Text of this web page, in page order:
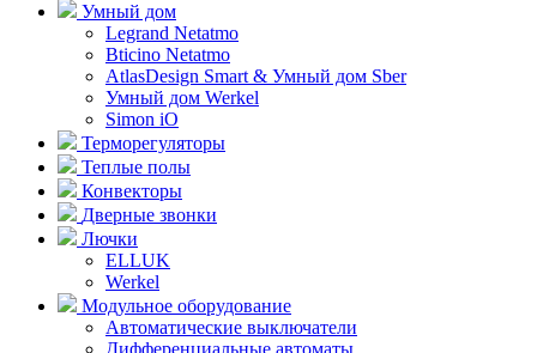
Умный дом
Legrand Netatmo
Bticino Netatmo
AtlasDesign Smart & Умный дом Sber
Умный дом Werkel
Simon iO
Терморегуляторы
Теплые полы
Конвекторы
Дверные звонки
Лючки
ELLUK
Werkel
Модульное оборудование
Автоматические выключатели
Дифференциальные автоматы